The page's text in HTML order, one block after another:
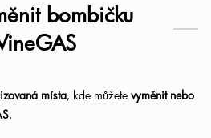
bombičku
místa, kde můžete vyměnit nebo
.